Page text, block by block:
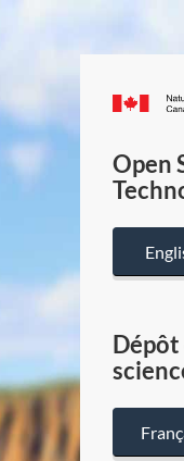
Open